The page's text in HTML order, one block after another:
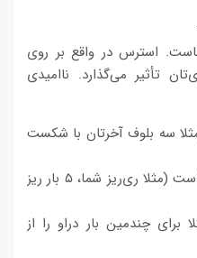
استرس در واقع بر روی
تأثیر می‌گذارد. ناامیدی
سه بلوف آخرتان با شکست
فشار بالایی در رقابت حکم‌فرماست (مثلا ری‌ریز شما، ۵ بار ریز
برای چندمین بار دراو را از